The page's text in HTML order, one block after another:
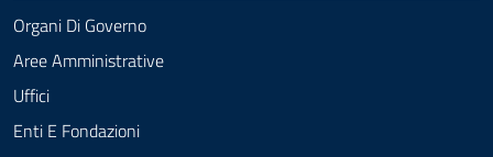
Organi Di Governo
Aree Amministrative
Uffici
Enti E Fondazioni